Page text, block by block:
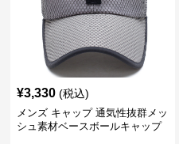
¥3,330 (税込)
メンズ キャップ 通気性抜群メッ
シュ素材ベースボールキャップ